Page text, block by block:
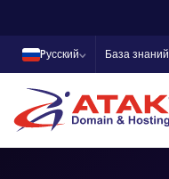
Pусский База знаний